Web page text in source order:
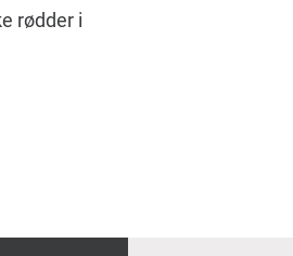
rødder i